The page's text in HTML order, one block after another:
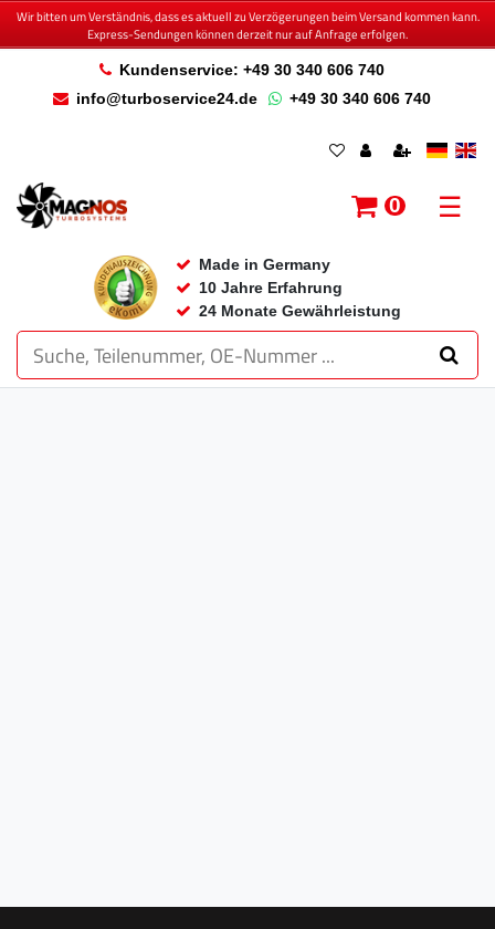
Wir bitten um Verständnis, dass es aktuell zu Verzögerungen beim Versand kommen kann.
Express-Sendungen können derzeit nur auf Anfrage erfolgen.
Kundenservice: +49 30 340 606 740
info@turboservice24.de
+49 30 340 606 740
Made in Germany
10 Jahre Erfahrung
24 Monate Gewährleistung
0 ☰